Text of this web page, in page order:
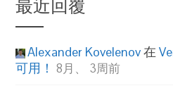
Alexander Kovelenov在
可用！ 8月、 3周前